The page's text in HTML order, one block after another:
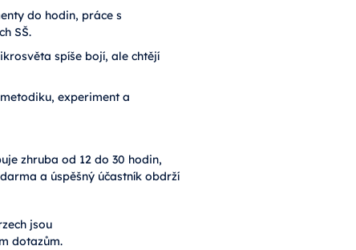
do hodin, práce s
SŠ.
spíše bojí, ale chtějí
experiment a
zhruba od 12 do 30 hodin,
a úspěšný účastník obdrží
jsou
dotazům.